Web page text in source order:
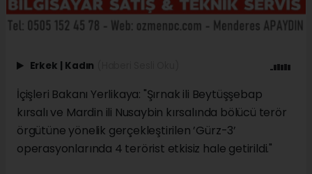
Erkek | Kadın
İçişleri Bakanı Yerlikaya: "Şırnak ili Beytüşşebap
kırsalı ve Mardin ili Nusaybin kırsalında bölücü terör
örgütüne yönelik gerçekleştirilen ’Gürz-3’
operasyonlarında 4 terörist etkisiz hale getirildi."